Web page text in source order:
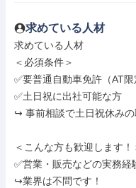
求めている人材
求めている人材
＜必須条件＞
✅要普通自動車免許（AT限
✅土日祝に出社可能な方
↪ 事前相談で土日祝休みの
＜こんな方も歓迎します！
✅営業・販売などの実務
↪業界は不問です！